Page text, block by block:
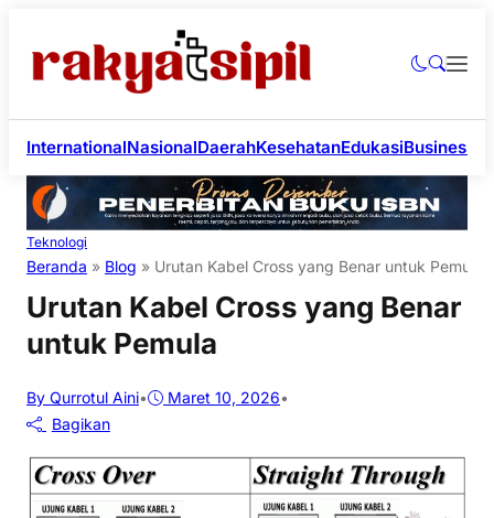
InternationalNasionalDaerahKesehatanEdukasiBusiness
Teknologi
Beranda » Blog » Urutan Kabel Cross yang Benar untuk Pemula
Urutan Kabel Cross yang Benar
untuk Pemula
By Qurrotul Aini• Maret 10, 2026•
Bagikan